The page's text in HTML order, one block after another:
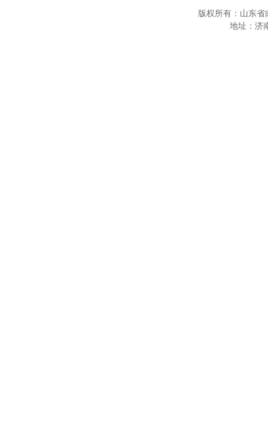
版权所有：山东
地址：济